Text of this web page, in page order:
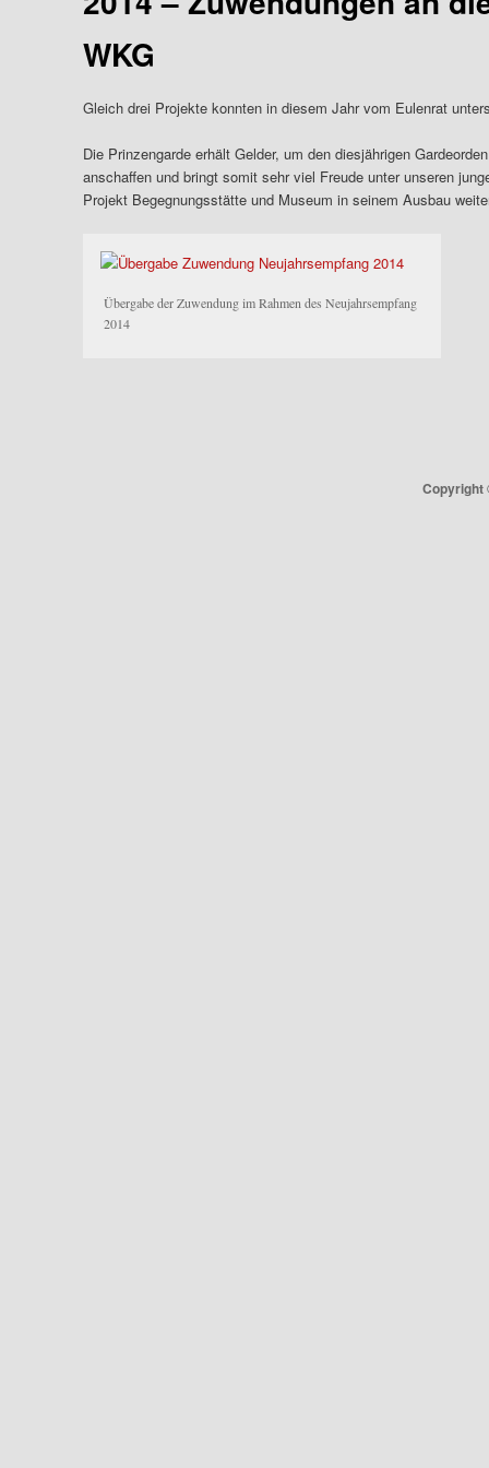
WKG
Gleich drei Projekte konnten in diesem Jahr vom Eulenrat
Die Prinzengarde erhält Gelder, um den diesjährigen
anschaffen und bringt somit sehr viel Freude unter unseren
Projekt Begegnungsstätte und Museum in seinem Ausbau
Übergabe der Zuwendung im Rahmen des Neujahrsempfang
2014
Copyright